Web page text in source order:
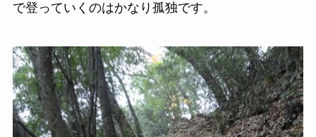
で登っていくのはかなり孤独です。